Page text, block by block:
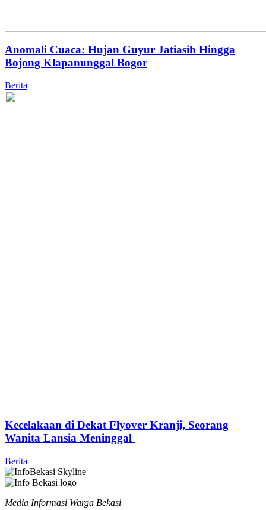
Anomali Cuaca: Hujan Guyur Jatiasih Hingga
Bojong Klapanunggal Bogor
Berita
Kecelakaan di Dekat Flyover Kranji, Seorang
Wanita Lansia Meninggal
Berita
Media Informasi Warga Bekasi